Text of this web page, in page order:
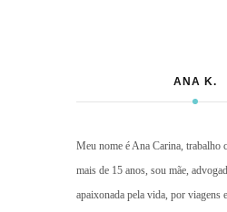
ANA K.
Meu nome é Ana Carina, trabalho
mais de 15 anos, sou mãe,
apaixonada pela vida, por viagens